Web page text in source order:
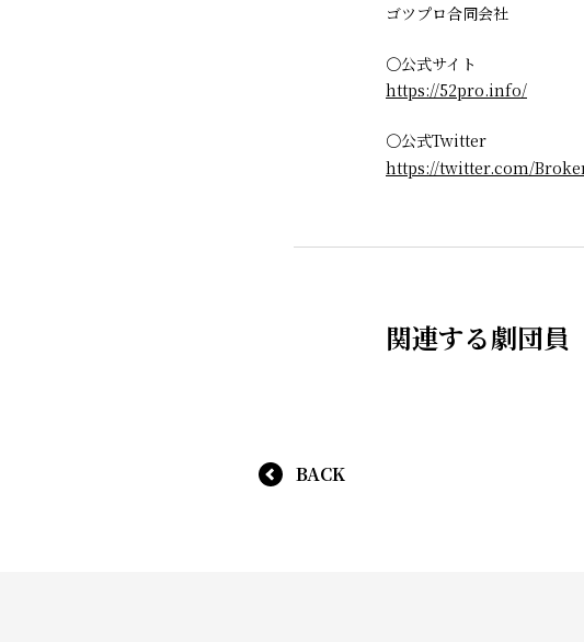
ゴツプロ合同会社
〇公式サイト
https://52pro.info/
〇公式Twitter
https://twitter.com/
関連する劇団員
BACK